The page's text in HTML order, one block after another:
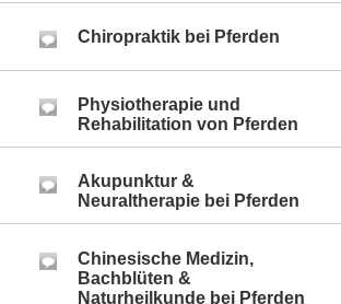
Chiropraktik bei Pferden
Physiotherapie und
Rehabilitation von Pferden
Akupunktur &
Neuraltherapie bei Pferden
Chinesische Medizin,
Bachblüten &
Naturheilkunde bei Pferden